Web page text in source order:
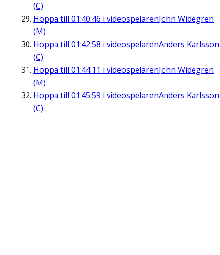
(C)
Hoppa till 01:40:46 i videospelarenJohn Widegren
(M)
Hoppa till 01:42:58 i videospelarenAnders Karlsson
(C)
Hoppa till 01:44:11 i videospelarenJohn Widegren
(M)
Hoppa till 01:45:59 i videospelarenAnders Karlsson
(C)